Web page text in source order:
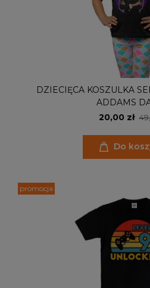
DZIECIĘCA KOSZULKA
ADDAMS
20,00 zł
Do
promocja